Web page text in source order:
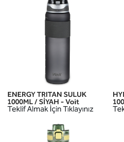
ENERGY TRITAN SULUK
1000ML / SİYAH - Voit
Teklif Almak İçin Tıklayınız